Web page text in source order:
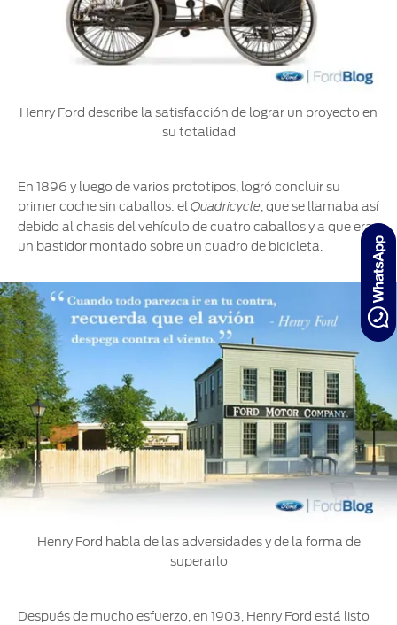
Henry Ford describe la satisfacción de lograr un proyecto en
su totalidad
En 1896 y luego de varios prototipos, logró concluir su
primer coche sin caballos: el Quadricycle , que se llamaba así
debido al chasis del vehículo de cuatro caballos y a que era
un bastidor montado sobre un cuadro de bicicleta.
Henry Ford habla de las adversidades y de la forma de
superarlo
Después de mucho esfuerzo, en 1903, Henry Ford está listo